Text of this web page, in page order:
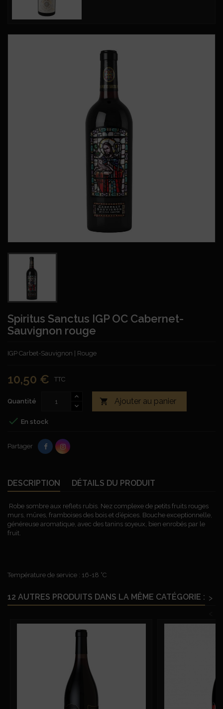
Spiritus Sanctus IGP OC Cabernet-
Sauvignon rouge
IGP Carbet-Sauvignon | Rouge
10,50 € TTC
Quantité  Ajouter au panier
 En stock
Partager
DESCRIPTION DÉTAILS DU PRODUIT
Robe sombre aux reflets rubis. Nez complexe de petits fruits rouges
murs, mûres, framboises des bois et d’épices. Bouche exceptionnelle,
généreuse aromatique, avec des tanins soyeux, bien enrobés par le
fruit.
Température de service : 16-18 °C
12 AUTRES PRODUITS DANS LA MÊME CATÉGORIE : >